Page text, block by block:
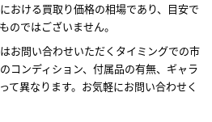
おける買取り価格の相場であり、目安で
のではございません。
お問い合わせいただくタイミングでの市
コンディション、付属品の有無、ギャラ
て異なります。お気軽にお問い合わせく